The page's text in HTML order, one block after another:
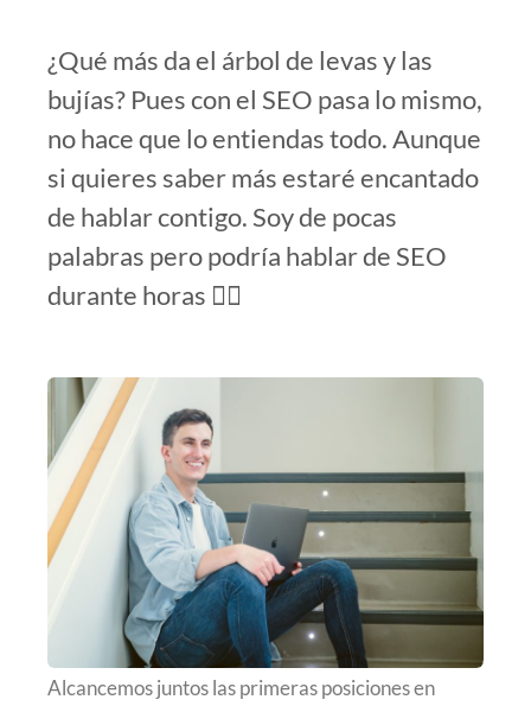
¿Qué más da el árbol de levas y las
bujías? Pues con el SEO pasa lo mismo,
no hace que lo entiendas todo. Aunque
si quieres saber más estaré encantado
de hablar contigo. Soy de pocas
palabras pero podría hablar de SEO
durante horas 😵‍💫
Alcancemos juntos las primeras posiciones en